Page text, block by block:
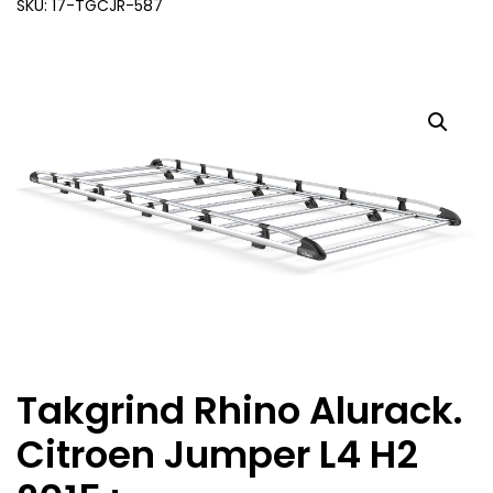
SKU: 17-TGCJR-587
Takgrind Rhino Alurack.
Citroen Jumper L4 H2